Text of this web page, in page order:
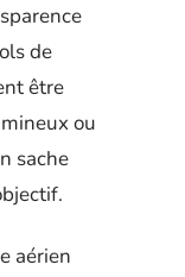
de
être
ou
sache
aérien